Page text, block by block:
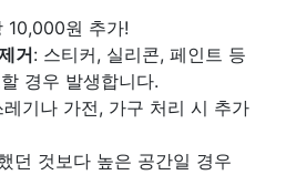
10,000원 추가!
거: 스티커, 실리콘, 페인트 등
경우 발생합니다.
레기나 가전, 가구 처리 시 추가
던 것보다 높은 공간일 경우